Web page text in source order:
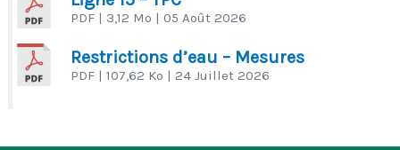
PDF | 3,12 Mo | 05 Août 2026
Restrictions d’eau – Mesures
PDF | 107,62 Ko | 24 Juillet 2026